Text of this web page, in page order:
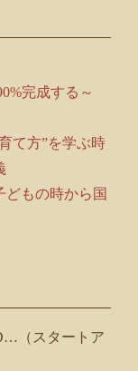
完成する～
て方”を学ぶ時
もの時から国
（スタートア